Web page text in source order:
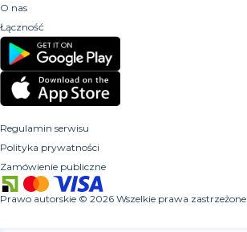
O nas
Łączność
Regulamin serwisu
Polityka prywatności
Zamówienie publiczne
Prawo autorskie © 2026 Wszelkie prawa zastrzeżone